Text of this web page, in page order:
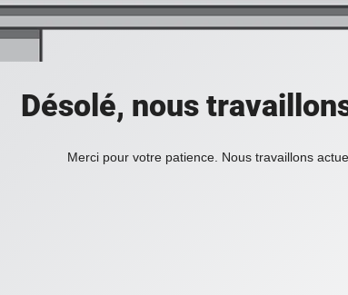
Désolé, nous
Merci pour votre patience. Nous travaillons